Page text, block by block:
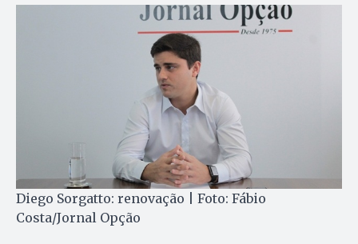
Diego Sorgatto: renovação | Foto: Fábio
Costa/Jornal Opção